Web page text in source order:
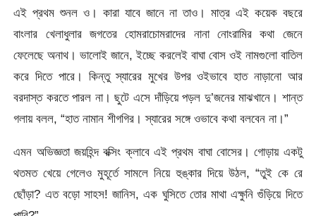
এই প্রথম শুনল ও। কারা যাবে জানে না তাও। মাত্র এই কয়েক বছরে
বাংলার খেলাধুলার জগতের হোমরাচোমরাদের নানা নোংরামির কথা জেনে
ফেলেছে অনাথ। ভালোই জানে, ইচ্ছে করলেই বাঘা বোস ওই নামগুলো বাতিল
করে দিতে পারে। কিন্তু স্যারের মুখের উপর ওইভাবে হাত নাড়ানো আর
বরদাস্ত করতে পারল না। ছুটে এসে দাঁড়িয়ে পড়ল দু’জনের মাঝখানে। শান্ত
গলায় বলল, “হাত নামান শীগগির। স্যারের সঙ্গে ওভাবে কথা বলবেন না।”
এমন অভিজ্ঞতা জয়হিন্দ বক্সিং ক্লাবে এই প্রথম বাঘা বোসের। গোড়ায় একটু
থতমত খেয়ে গেলেও মুহূর্তে সামলে নিয়ে হুঙ্কার দিয়ে উঠল, “তুই কে রে
ছোঁড়া? এত বড়ো সাহস! জানিস, এক ঘুসিতে তোর মাথা এক্ষুনি গুঁড়িয়ে দিতে